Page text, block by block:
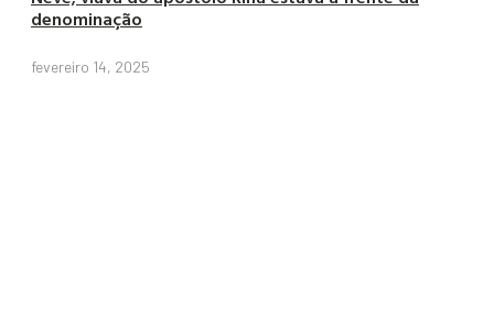
denominação
fevereiro 14, 2025